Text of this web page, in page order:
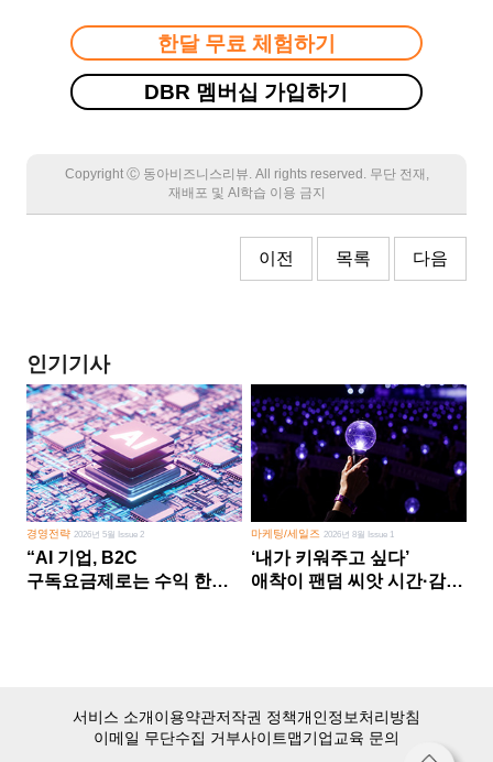
한달 무료 체험하기
DBR 멤버십 가입하기
Copyright Ⓒ 동아비즈니스리뷰. All rights reserved. 무단 전재,
재배포 및 AI학습 이용 금지
이전 목록 다음
인기기사
경영전략 2026년 5월 Issue 2
“AI 기업, B2C
구독요금제로는 수익 한계
마케팅/세일즈 2026년 8월 Issue 1
‘내가 키워주고 싶다’
애착이 팬덤 씨앗 시간·감정
서비스 소개이용약관저작권 정책개인정보처리방침
이메일 무단수집 거부사이트맵기업교육 문의